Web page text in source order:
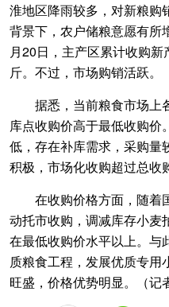
淮地区降雨较多，对新粮购
背景下，农户储粮意愿有所
月20日，主产区累计收购
斤。不过，市场购销活跃。
据悉，当前粮食市场上
库点收购价高于最低收购价
低，存在补库需求，采购量
积极，市场化收购超过总收
在收购价格方面，随着
动托市收购，调减库存小麦
在最低收购价水平以上。与
质粮食工程，发展优质专
旺盛，价格优势明显。（记